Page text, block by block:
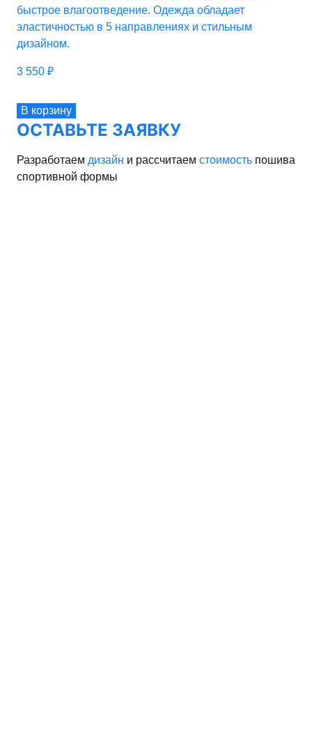
быстрое влагоотведение. Одежда обладает
эластичностью в 5 направлениях и стильным
дизайном.
3 550 ₽
В корзину
ОСТАВЬТЕ ЗАЯВКУ
Разработаем дизайн и рассчитаем стоимость пошива
спортивной формы